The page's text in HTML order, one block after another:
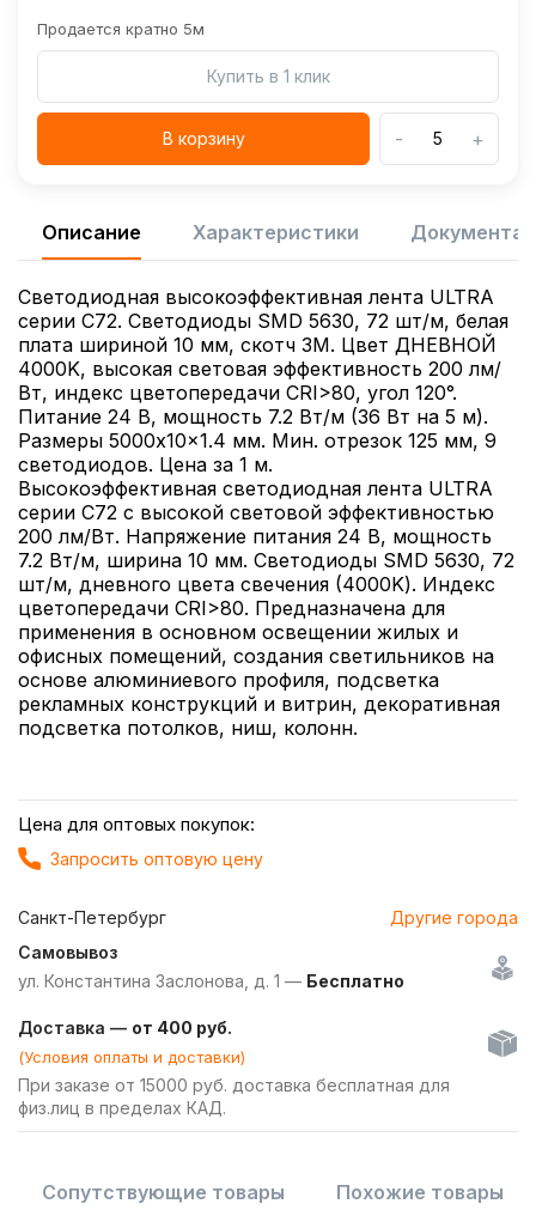
Продается кратно 5м
Купить в 1 клик
В корзину - +
Описание Характеристики
Светодиодная высокоэффективная лента ULTRA
серии C72. Светодиоды SMD 5630, 72 шт/м, белая
плата шириной 10 мм, скотч 3M. Цвет ДНЕВНОЙ
4000K, высокая световая эффективность 200 лм/
Вт, индекс цветопередачи CRI>80, угол 120°.
Питание 24 В, мощность 7.2 Вт/м (36 Вт на 5 м).
Размеры 5000x10x1.4 мм. Мин. отрезок 125 мм, 9
светодиодов. Цена за 1 м.
Высокоэффективная светодиодная лента ULTRA
серии C72 с высокой световой эффективностью
200 лм/Вт. Напряжение питания 24 В, мощность
7.2 Вт/м, ширина 10 мм. Светодиоды SMD 5630, 72
шт/м, дневного цвета свечения (4000K). Индекс
цветопередачи CRI>80. Предназначена для
применения в основном освещении жилых и
офисных помещений, создания светильников на
основе алюминиевого профиля, подсветка
рекламных конструкций и витрин, декоративная
подсветка потолков, ниш, колонн.
Цена для оптовых покупок:
Запросить оптовую цену
Санкт-Петербург
Другие города
Самовывоз
ул. Константина Заслонова, д. 1 — Бесплатно
Доставка — от 400 руб.
(Условия оплаты и доставки)
При заказе от 15000 руб. доставка бесплатная для
физ.лиц в пределах КАД.
Сопутствующие товары Похожие товары